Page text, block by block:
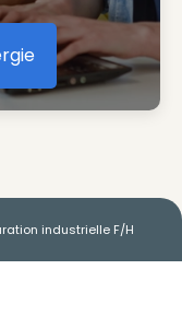
Synergie
industrielle F/H